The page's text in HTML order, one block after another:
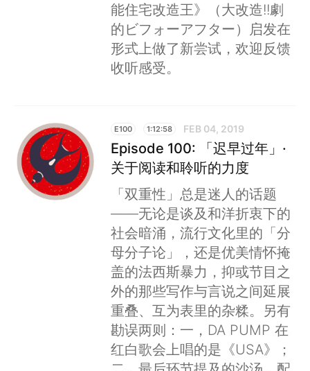
能住宅改造王》（大改造!!劇
的ビフォーアフター）启发在
形式上做了新尝试，欢迎反馈
收听感受。
E100 1:12:58 FEB 04, 2019
Episode 100: 「迟早过年」·
关于阅读和聆听的力度
「双重性」总是迷人的话题
——无论是谈及和洋折衷下的
社会暗涌，流行文化里的「分
母分子论」，还是优美情怀掩
盖的法西斯暴力，抑或节目之
外的那些写作与言说之间延展
重叠、互为表里的杂糅。另有
勘误两则：一，DA PUMP 在
红白歌会上唱的是《USA》；